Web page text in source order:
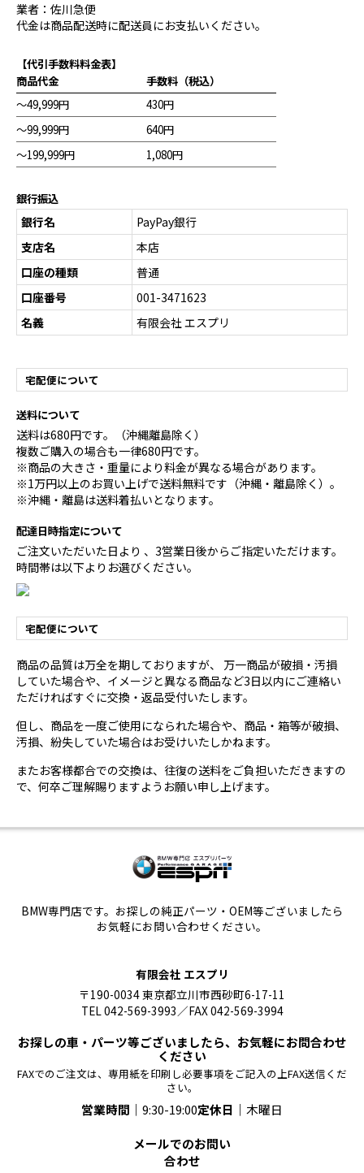
業者：佐川急便
代金は商品配送時に配送員にお支払いください。
【代引手数料料金表】
商品代金
～49,999円
～99,999円
～199,999円
手数料（税込）
430円
640円
1,080円
銀行振込
銀行名
PayPay銀行
支店名
本店
口座の種類
普通
口座番号
001-3471623
名義
有限会社 エスプリ
宅配便について
送料について
送料は680円です。（沖縄離島除く）
複数ご購入の場合も一律680円です。
※商品の大きさ・重量により料金が異なる場合があります。
※1万円以上のお買い上げで送料無料です（沖縄・離島除く）。
※沖縄・離島は送料着払いとなります。
配達日時指定について
ご注文いただいた日より 、3営業日後からご指定いただけます。
時間帯は以下よりお選びください。
宅配便について
商品の品質は万全を期しておりますが、 万一商品が破損・汚損
していた場合や、イメージと異なる商品など3日以内にご連絡い
ただければすぐに交換・返品受付いたします。
但し、商品を一度ご使用になられた場合や、商品・箱等が破損、
汚損、紛失していた場合はお受けいたしかねます。
またお客様都合での交換は、往復の送料をご負担いただきますの
で、何卒ご理解賜りますようお願い申し上げます。
BMW専門店です。お探しの純正パーツ・OEM等ございましたら
お気軽にお問い合わせください。
有限会社 エスプリ
〒190-0034 東京都立川市西砂町6-17-11
TEL 042-569-3993／FAX 042-569-3994
お探しの車・パーツ等ございましたら、お気軽にお問合わせ
ください
FAXでのご注文は、専用紙を印刷し必要事項をご記入の上FAX送信くだ
さい。
営業時間｜ 9:30-19:00定休日｜ 木曜日
メールでのお問い
合わせ